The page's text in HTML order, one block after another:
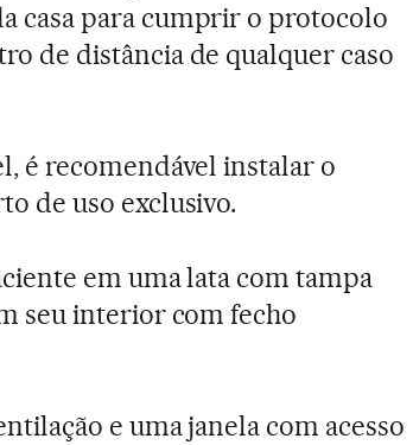
casa para cumprir o protocolo
de distância de qualquer caso
é recomendável instalar o
de uso exclusivo.
em uma lata com tampa
seu interior com fecho
e uma janela com acesso